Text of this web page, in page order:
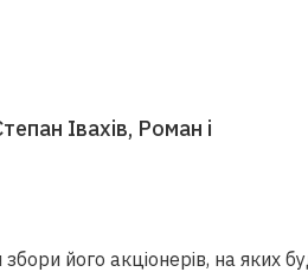
Івахів, Роман і
його акціонерів, на яких